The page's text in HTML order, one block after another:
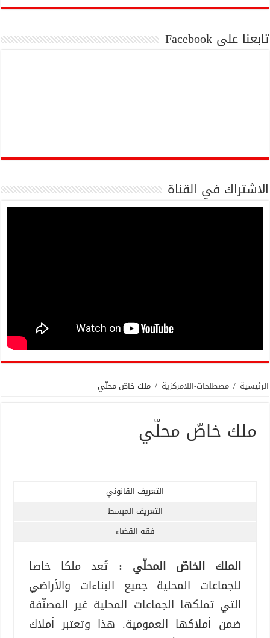
الرئيسية / مصطلحات-اللامركزية / ملك خاصّ محلّي
ملك خاصّ محلّي
التعريف القانوني
التعريف المبسط
فقه القضاء
الملك الخاصّ المحلّي : تُعد ملكا خاصا
للجماعات المحلية جميع البناءات والأراضي
التي تملكها الجماعات المحلية غير المصنّفة
ضمن أملاكها العمومية. هذا وتعتبر أملاك
تابعنا على Facebook
الاشتراك في القناة